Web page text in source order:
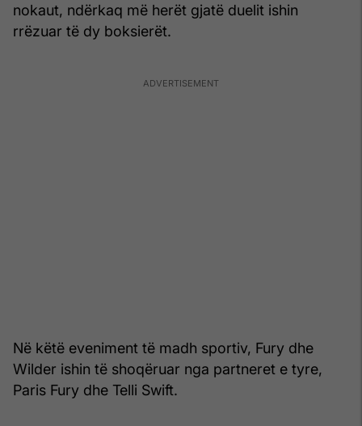
nokaut, ndërkaq më herët gjatë duelit ishin
rrëzuar të dy boksierët.
Në këtë eveniment të madh sportiv, Fury dhe
Wilder ishin të shoqëruar nga partneret e tyre,
Paris Fury dhe Telli Swift.